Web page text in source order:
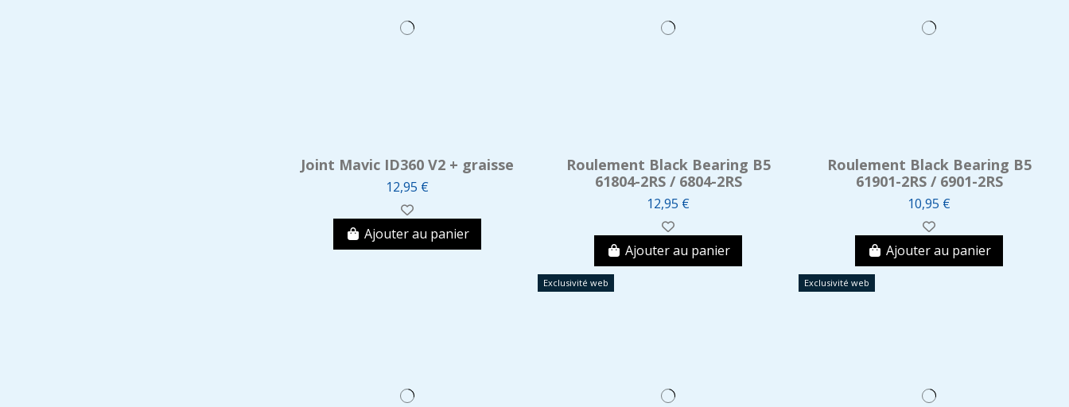
Joint Mavic ID360 V2 + graisse
12,95 €
Ajouter au panier
Roulement Black Bearing B5
61804-2RS / 6804-2RS
12,95 €
Ajouter au panier
Roulement Black Bearing B5
61901-2RS / 6901-2RS
10,95 €
Ajouter au panier
Exclusivité web Exclusivité web